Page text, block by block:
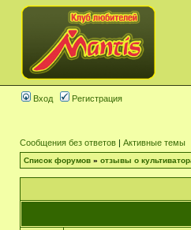
Вход Регистрация
Сообщения без ответов | Активные темы
Список форумов » отзывы о